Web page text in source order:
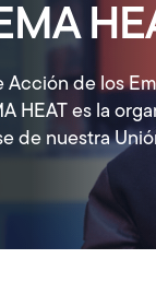
Acción de los
HEAT es la
de nuestra